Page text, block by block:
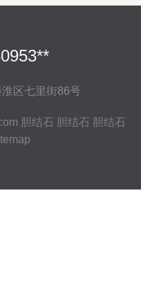
区七里街86号
胆结石 胆结石 胆结石